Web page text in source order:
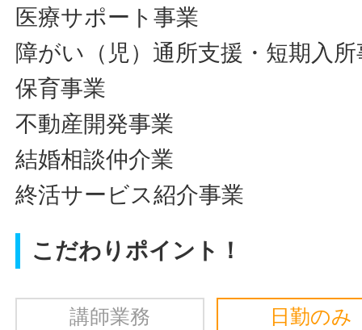
医療サポート事業
障がい（児）通所支援・短期入所
保育事業
不動産開発事業
結婚相談仲介業
終活サービス紹介事業
こだわりポイント！
講師業務 日勤のみ